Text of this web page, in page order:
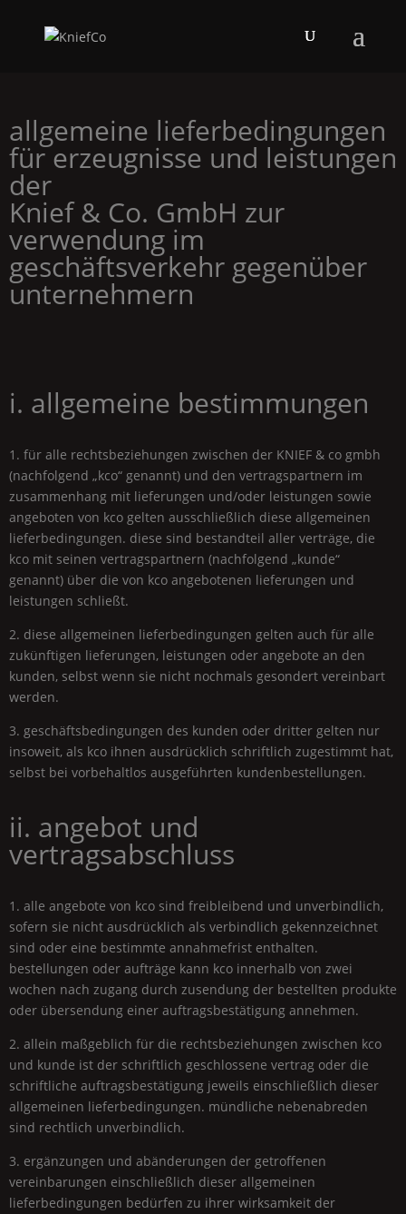
allgemeine lieferbedingungen
für erzeugnisse und leistungen
der
Knief & Co. GmbH zur
verwendung im
geschäftsverkehr gegenüber
unternehmern
i. allgemeine bestimmungen
1. für alle rechtsbeziehungen zwischen der KNIEF & co gmbh
(nachfolgend „kco“ genannt) und den vertragspartnern im
zusammenhang mit lieferungen und/oder leistungen sowie
angeboten von kco gelten ausschließlich diese allgemeinen
lieferbedingungen. diese sind bestandteil aller verträge, die
kco mit seinen vertragspartnern (nachfolgend „kunde“
genannt) über die von kco angebotenen lieferungen und
leistungen schließt.
2. diese allgemeinen lieferbedingungen gelten auch für alle
zukünftigen lieferungen, leistungen oder angebote an den
kunden, selbst wenn sie nicht nochmals gesondert vereinbart
werden.
3. geschäftsbedingungen des kunden oder dritter gelten nur
insoweit, als kco ihnen ausdrücklich schriftlich zugestimmt hat,
selbst bei vorbehaltlos ausgeführten kundenbestellungen.
ii. angebot und
vertragsabschluss
1. alle angebote von kco sind freibleibend und unverbindlich,
sofern sie nicht ausdrücklich als verbindlich gekennzeichnet
sind oder eine bestimmte annahmefrist enthalten.
bestellungen oder aufträge kann kco innerhalb von zwei
wochen nach zugang durch zusendung der bestellten produkte
oder übersendung einer auftragsbestätigung annehmen.
2. allein maßgeblich für die rechtsbeziehungen zwischen kco
und kunde ist der schriftlich geschlossene vertrag oder die
schriftliche auftragsbestätigung jeweils einschließlich dieser
allgemeinen lieferbedingungen. mündliche nebenabreden
sind rechtlich unverbindlich.
3. ergänzungen und abänderungen der getroffenen
vereinbarungen einschließlich dieser allgemeinen
lieferbedingungen bedürfen zu ihrer wirksamkeit der